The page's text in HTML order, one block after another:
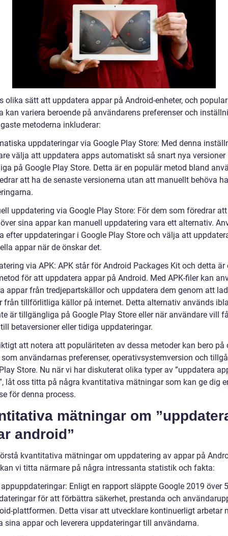
olika sätt att uppdatera appar på Android-enheter, och
kan variera beroende på användarens preferenser och
metoderna inkluderar:
uppdateringar via Google Play Store: Med denna
välja att uppdatera apps automatiskt så snart nya versioner
på Google Play Store. Detta är en populär metod bland
att ha de senaste versionerna utan att manuellt behöva
uppdatering via Google Play Store: För dem som föredrar
sina appar kan manuell uppdatering vara ett alternativ.
efter uppdateringar i Google Play Store och välja att
appar när de önskar det.
via APK: APK står för Android Packages Kit och detta är
för att uppdatera appar på Android. Med APK-filer kan
appar från tredjepartskällor och uppdatera dem genom att
från tillförlitliga källor på internet. Detta alternativ används
är tillgängliga på Google Play Store eller när användare vill
betaversioner eller tidiga uppdateringar.
att notera att populäriteten av dessa metoder kan bero på
användarnas preferenser, operativsystemversion och
Store. Nu när vi har diskuterat olika typer av ”uppdatera
låt oss titta på några kvantitativa mätningar som kan ge dig
för denna process.
mätningar om
android”
kvantitativa mätningar om uppdatering av appar på
vi titta närmare på några intressanta statistik och fakta:
Enligt en rapport släppte Google 2019 över
för att förbättra säkerhet, prestanda och
plattformen. Detta visar att utvecklare kontinuerligt arbetar
sina appar och leverera uppdateringar till användarna.